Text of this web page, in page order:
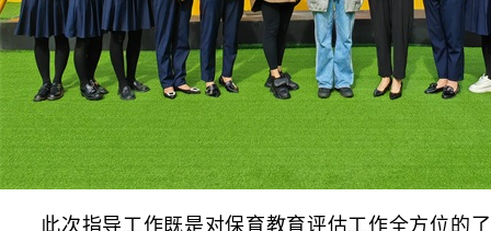
此次指导工作既是对保育教育评估工作全方位的了